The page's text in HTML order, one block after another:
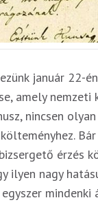
január 22-
amely
nincsen
érzés
ilyen nagy